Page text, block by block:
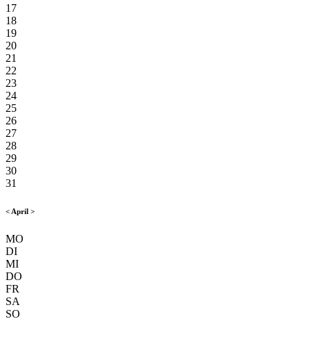
17
18
19
20
21
22
23
24
25
26
27
28
29
30
31
< April >
MO
DI
MI
DO
FR
SA
SO